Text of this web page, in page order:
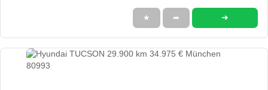
★ ➦ ➜